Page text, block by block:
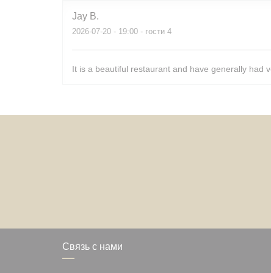
Jay B
2026-07-20 - 19:00 - гости 4
It is a beautiful restaurant and have generally had
Связь с нами